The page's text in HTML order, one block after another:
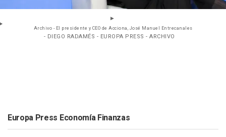
Archivo - El presidente y CEO de Acciona, José Manuel Entrecanales
- DIEGO RADAMÉS - EUROPA PRESS - ARCHIVO
Europa Press Economía Finanzas